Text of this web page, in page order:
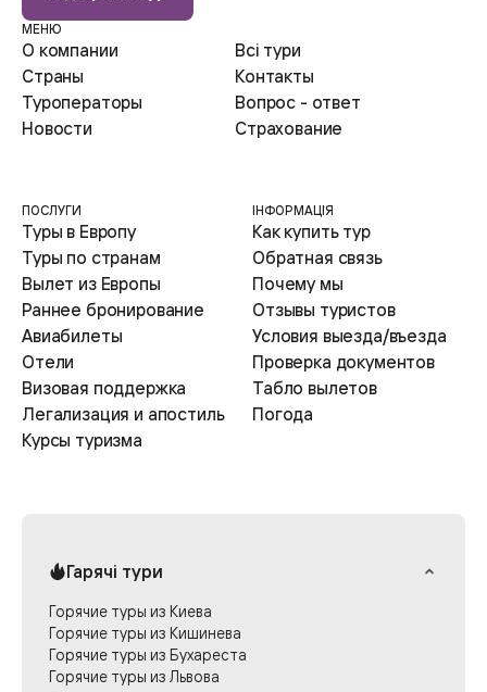
ПОСЛУГИ
Туры в Европу
Туры по странам
Вылет из Европы
Раннее бронирование
Авиабилеты
Отели
Визовая поддержка
Легализация и апостиль
Курсы туризма
ІНФОРМАЦІЯ
Как купить тур
Обратная связь
Почему мы
Отзывы туристов
Условия выезда/въезда
Проверка документов
Табло вылетов
Погода
МЕНЮ
О компании
Всі тури
Страны
Контакты
Туроператоры
Вопрос - ответ
Новости
Страхование
Гарячі тури
Горячие туры из Киева
Горячие туры из Кишинева
Горячие туры из Бухареста
Горячие туры из Львова